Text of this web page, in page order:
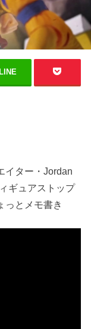
LINE
イター・Jordan
ギュアストップ
っとメモ書き